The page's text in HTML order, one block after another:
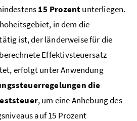
15 Prozentunterliegen.
in dem die
ist, der länderweise für die
Effektivsteuersatz
erfolgt unter Anwendung
die
, um eine Anhebung des
auf 15 Prozent